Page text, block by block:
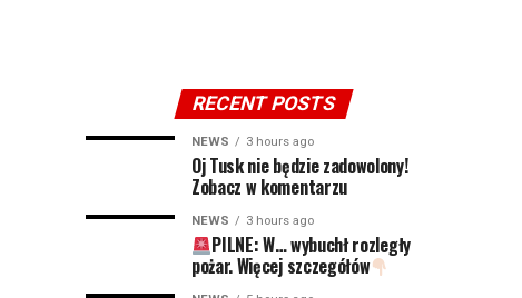
RECENT POSTS
NEWS 3 hours ago
Oj Tusk nie będzie zadowolony!
Zobacz w komentarzu
NEWS 3 hours ago
PILNE: W… wybuchł rozległy
pożar. Więcej szczegółów